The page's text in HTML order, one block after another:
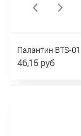
Палантин BTS-01
46,15 руб